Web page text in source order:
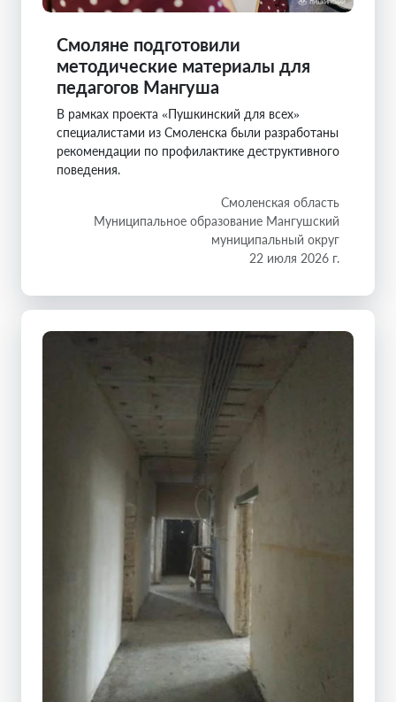
Смоляне подготовили
методические материалы для
педагогов Мангуша
В рамках проекта «Пушкинский для всех»
специалистами из Смоленска были разработаны
рекомендации по профилактике деструктивного
поведения.
Смоленская область
Муниципальное образование Мангушский
муниципальный округ
22 июля 2026 г.